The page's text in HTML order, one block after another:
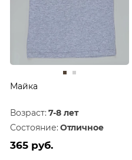
Майка
Возраст: 7-8 лет
Состояние: Отличное
365 руб.